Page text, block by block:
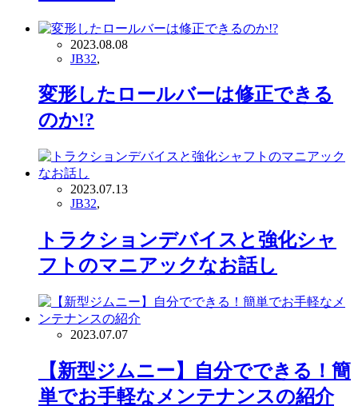
2023.08.08
JB32,
変形したロールバーは修正できる
のか!?
2023.07.13
JB32,
トラクションデバイスと強化シャ
フトのマニアックなお話し
2023.07.07
【新型ジムニー】自分でできる！簡
単でお手軽なメンテナンスの紹介